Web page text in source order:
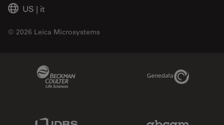
US | it
© 2026 Leica Microsystems
Genedata Link